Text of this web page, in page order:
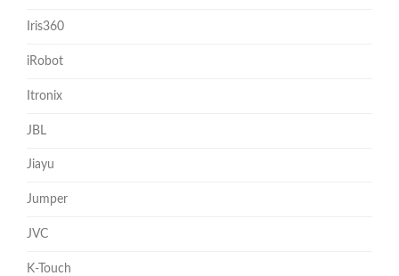
Iris360
iRobot
Itronix
JBL
Jiayu
Jumper
JVC
K-Touch